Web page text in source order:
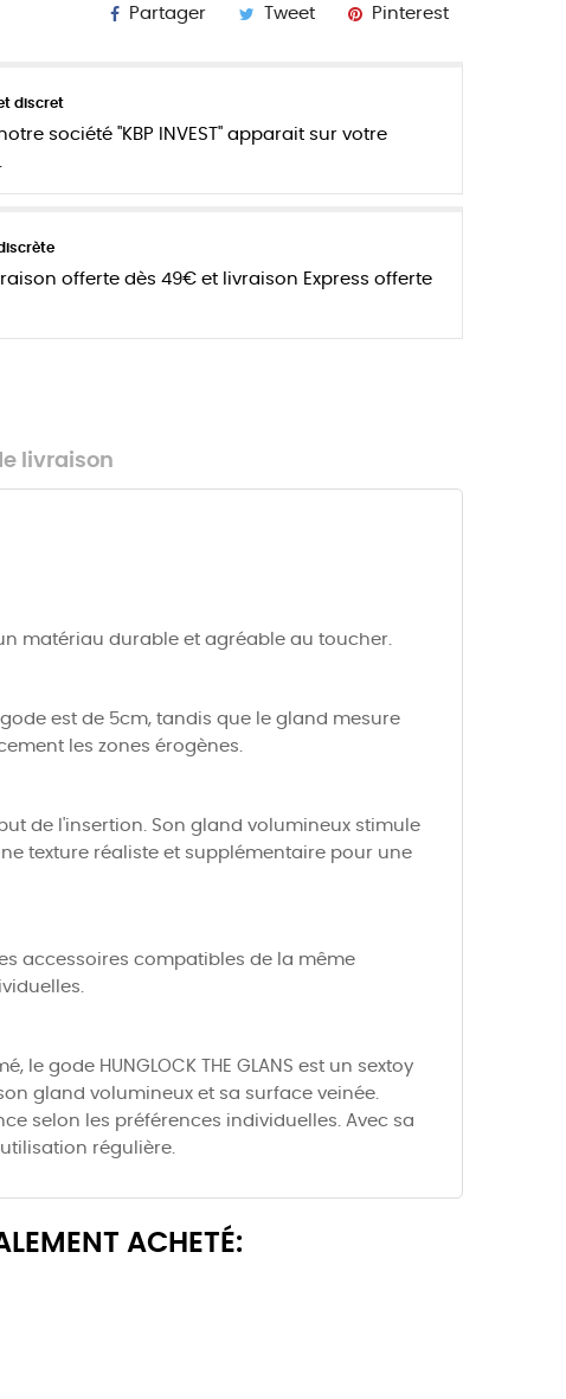
Partager Tweet Pinterest
discret
société "KBP INVEST" apparait sur votre
offerte dès 49€ et livraison Express offerte
livraison
un matériau durable et agréable au toucher.
est de 5cm, tandis que le gland mesure
les zones érogènes.
de l'insertion. Son gland volumineux stimule
texture réaliste et supplémentaire pour une
accessoires compatibles de la même
le gode HUNGLOCK THE GLANS est un sextoy
gland volumineux et sa surface veinée.
selon les préférences individuelles. Avec sa
régulière.
ACHETÉ: